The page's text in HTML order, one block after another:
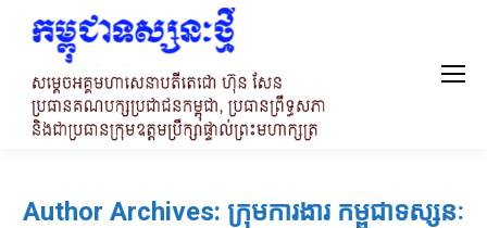
Author Archives: ក្រុមការងារ កម្ពុជាទស្សនៈ